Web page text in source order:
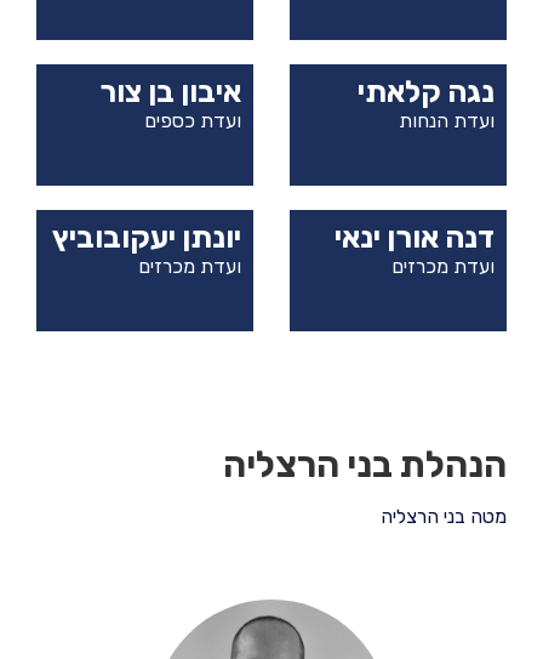
נגה קלאתי
ועדת הנחות
איבון בן צור
ועדת כספים
דנה אורן ינאי
ועדת מכרזים
יונתן יעקובוביץ
ועדת מכרזים
הנהלת בני הרצליה
מטה בני הרצליה